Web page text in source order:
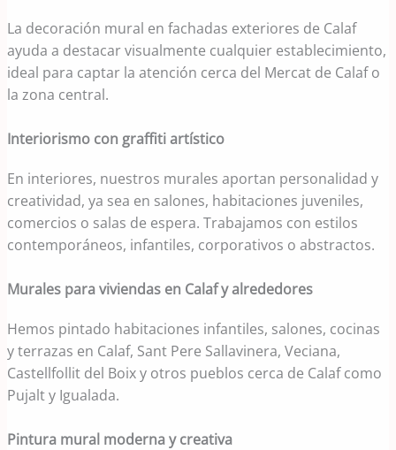
La decoración mural en fachadas exteriores de Calaf
ayuda a destacar visualmente cualquier establecimiento,
ideal para captar la atención cerca del Mercat de Calaf o
la zona central.
Interiorismo con graffiti artístico
En interiores, nuestros murales aportan personalidad y
creatividad, ya sea en salones, habitaciones juveniles,
comercios o salas de espera. Trabajamos con estilos
contemporáneos, infantiles, corporativos o abstractos.
Murales para viviendas en Calaf y alrededores
Hemos pintado habitaciones infantiles, salones, cocinas
y terrazas en Calaf, Sant Pere Sallavinera, Veciana,
Castellfollit del Boix y otros pueblos cerca de Calaf como
Pujalt y Igualada.
Pintura mural moderna y creativa